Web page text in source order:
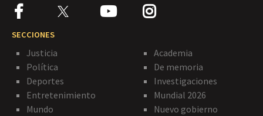
SECCIONES
Justicia
Política
Deportes
Entretenimiento
Mundo
Academia
De memoria
Investigaciones
Mundial 2026
Nuevo gobierno